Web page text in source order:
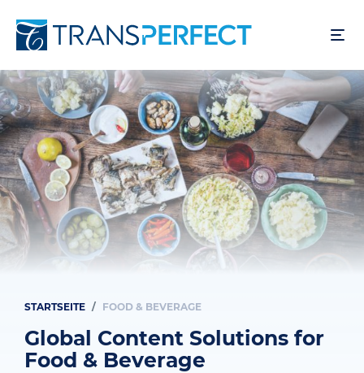
zum
Pfadnavigation
STARTSEITE FOOD & BEVERAGE
Global Content Solutions for
Food & Beverage